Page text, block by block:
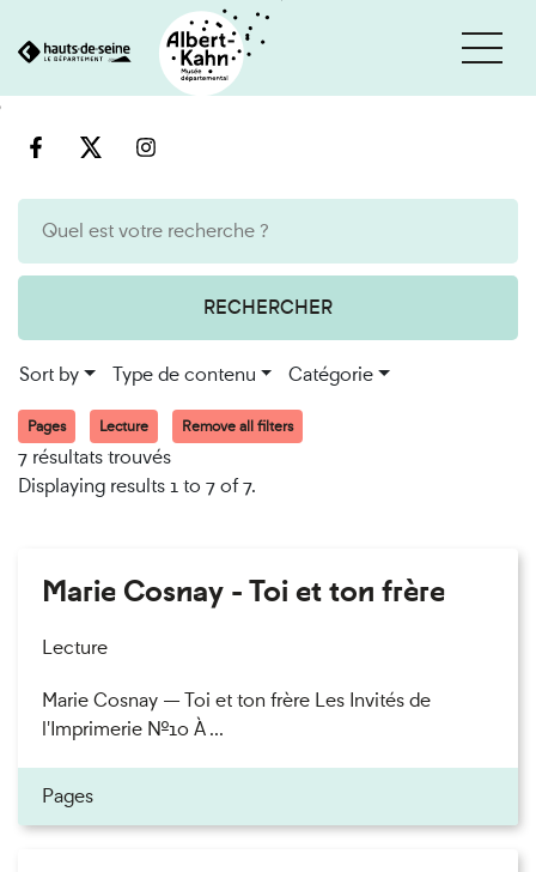
engine
RECHERCHER
Sort by Type de contenu Catégorie
Pages Lecture Remove all filters
7 résultats trouvés
Displaying results 1 to 7 of 7.
Marie Cosnay - Toi et ton frère
Lecture
Marie Cosnay — Toi et ton frère Les Invités de
l'Imprimerie n°10 À ...
Pages
Cookies management panel